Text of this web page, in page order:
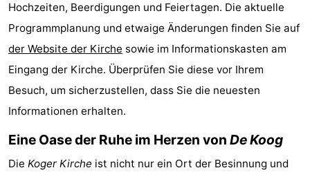
Texel
Vogelmient
Zimmer
(mit
Frühstück)
Lastminutes
Strand
Sehen
&
tun
-
Museen
-
Hochzeiten, Beerdigungen und Feiertagen. Die aktuelle
Programmplanung und etwaige Änderungen finden Sie auf
der Website der Kirche sowie im Informationskasten am
Eingang der Kirche. Überprüfen Sie diese vor Ihrem
Besuch, um sicherzustellen, dass Sie die neuesten
Informationen erhalten.
Eine Oase der Ruhe im Herzen von De Koog
Die Koger Kirche ist nicht nur ein Ort der Besinnung und